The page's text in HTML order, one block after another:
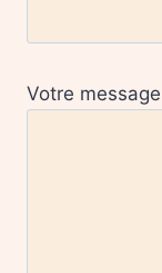
Votre message